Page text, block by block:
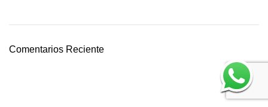
Comentarios Reciente